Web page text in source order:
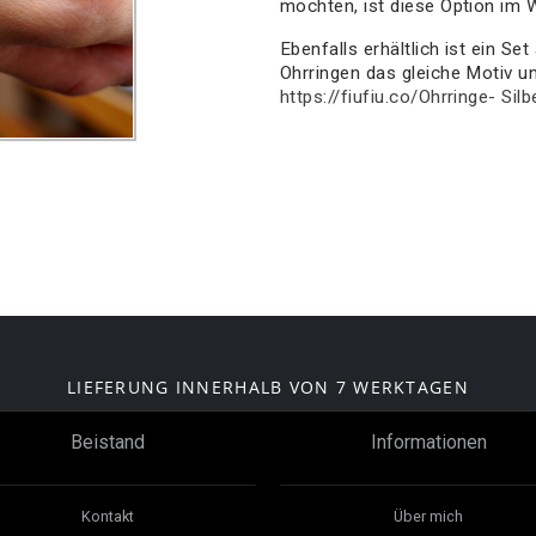
möchten, ist diese Option im
Ebenfalls erhältlich ist ein
Ohrringen das gleiche Motiv
https://fiufiu.co/Ohrringe-
LIEFERUNG INNERHALB VON 7 WERKTAGEN
Beistand
Kontakt
Informationen
Über mich